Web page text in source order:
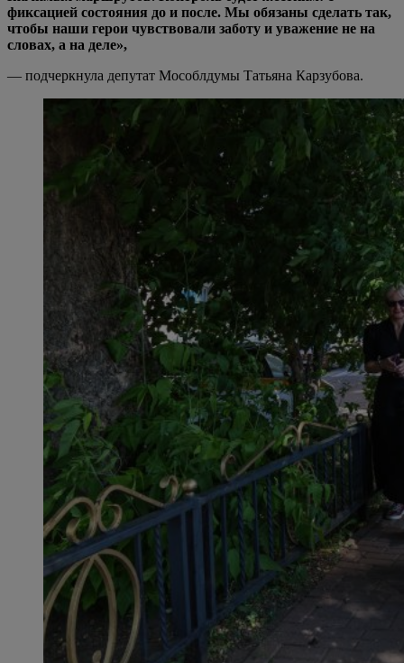
фиксацией состояния до и после. Мы обязаны сделать так,
чтобы наши герои чувствовали заботу и уважение не на
словах, а на деле»,
— подчеркнула депутат Мособлдумы Татьяна Карзубова.